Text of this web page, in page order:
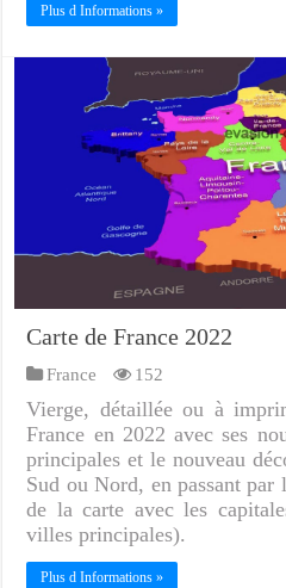
Plus d Informations »
Carte de France 2022
France 152
Vierge, détaillée ou à
France en 2022 avec ses
principales et le nouveau
Sud ou Nord, en passant par
de la carte avec les
villes principales).
Plus d Informations »